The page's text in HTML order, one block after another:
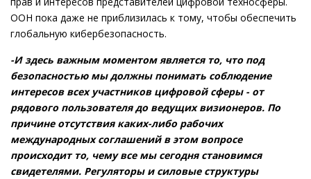
ООН пока даже не приблизилась к тому, чтобы обеспечить
глобальную кибербезопасность.
-И здесь важным моментом является то, что под
безопасностью мы должны понимать соблюдение
интересов всех участников цифровой сферы - от
рядового пользователя до ведущих визионеров. По
причине отсутствия каких-либо рабочих
международных соглашений в этом вопросе
происходит то, чему все мы сегодня становимся
свидетелями. Регуляторы и силовые структуры